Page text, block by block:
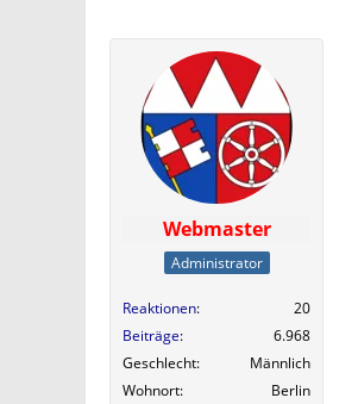
Webmaster
Administrator
Reaktionen
20
Beiträge
6.968
Geschlecht
Männlich
Wohnort
Berlin